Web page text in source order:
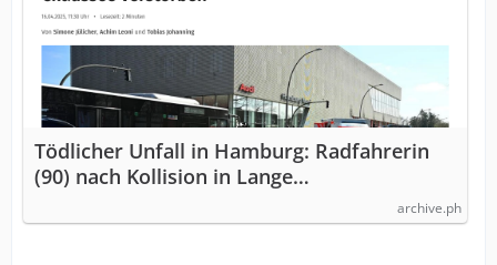
Tödlicher Unfall in Hamburg: Radfahrerin
(90) nach Kollision in Lange…
archive.ph